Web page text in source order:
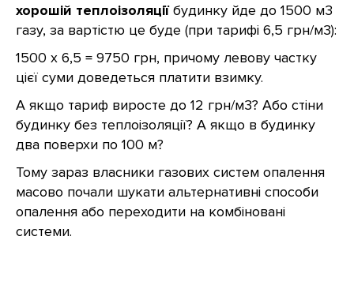
хорошій теплоізоляціїбудинку йде до 1500 м3
газу, за вартістю це буде (при тарифі 6,5 грн/м3):
1500 х 6,5 = 9750 грн, причому левову частку
цієї суми доведеться платити взимку.
А якщо тариф виросте до 12 грн/м3? Або стіни
будинку без теплоізоляції? А якщо в будинку
два поверхи по 100 м?
Тому зараз власники газових систем опалення
масово почали шукати альтернативні способи
опалення або переходити на комбіновані
системи.